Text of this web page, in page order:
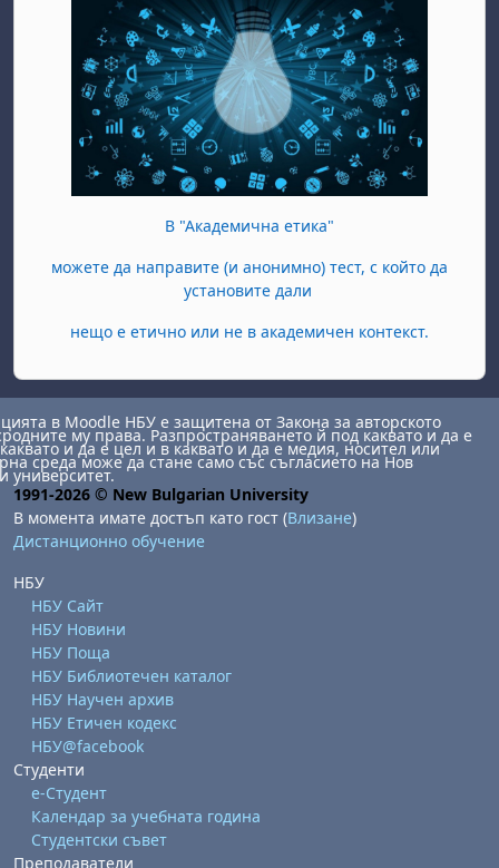
В "Академична етика"
можете да направите (и анонимно) тест, с който да
установите дали
нещо е етично или не в академичен контекст.
в Moodle НБУ е защитена от Закона за авторското
му права. Разпространяването й под каквато и да е
и да е цел и в каквато и да е медия, носител или
среда може да стане само със съгласието на Нов
университет.
1991-2026 © New Bulgarian University
В момента имате достъп като гост (Влизане)
Дистанционно обучение
НБУ
НБУ Сайт
НБУ Новини
НБУ Поща
НБУ Библиотечен каталог
НБУ Научен архив
НБУ Етичен кодекс
НБУ@facebook
Студенти
е-Студент
Календар за учебната година
Студентски съвет
Преподаватели